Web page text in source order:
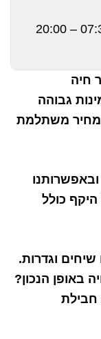
שעות פעילות: א’ עד ה’ בין השעות 07:30 – 20:00
חיה
גבוהה
מחיר משתלמת
כולל
וגדרות.
באופן הנכון?
חבילת